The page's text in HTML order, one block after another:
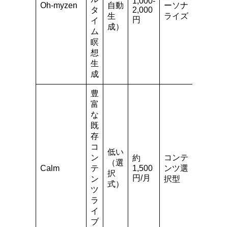
Oh-myzen
タ
イ
ム
瞑
想
生
成
自動
生
成）
2,000
円
ーソナ
ライズ
Calm
豊
富
な
既
存
コ
ン
テ
ン
ツ
ラ
イ
ブ
低い
（選
択
式）
約
1,500
円/月
コンテ
ンツ選
択型